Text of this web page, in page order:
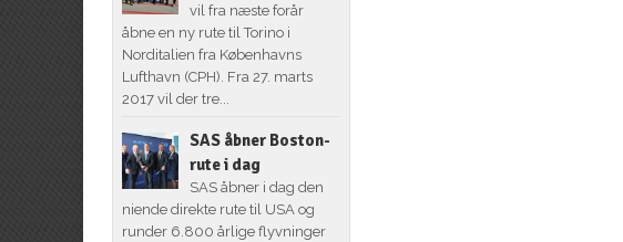
vil fra næste forår
åbne en ny rute til Torino i
Norditalien fra Københavns
Lufthavn (CPH). Fra 27. marts
2017 vil der tre...
SAS åbner Boston-
rute i dag
SAS åbner i dag den
niende direkte rute til USA og
runder 6.800 årlige flyvninger